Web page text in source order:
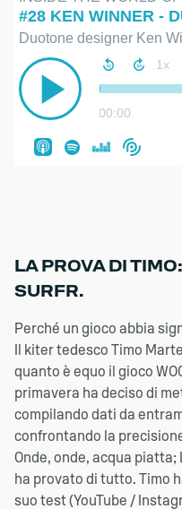
Play
LA PROVA DI
SURFR.
Perché un gioco abbia
Il kiter tedesco Timo
quanto è equo il gioco
primavera ha deciso di
compilando dati da
confrontando la
Onde, onde, acqua piatta;
ha provato di tutto. Timo
suo test (YouTube /